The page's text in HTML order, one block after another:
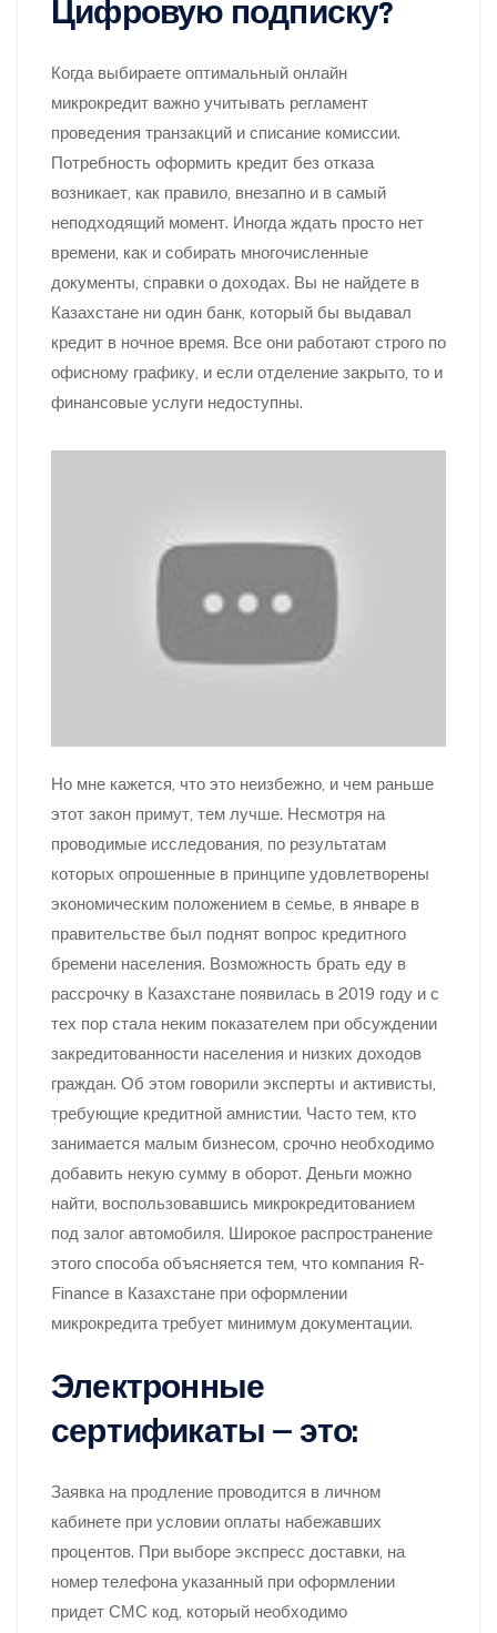
Цифровую подписку?
Когда выбираете оптимальный онлайн
микрокредит важно учитывать регламент
проведения транзакций и списание комиссии.
Потребность оформить кредит без отказа
возникает, как правило, внезапно и в самый
неподходящий момент. Иногда ждать просто нет
времени, как и собирать многочисленные
документы, справки о доходах. Вы не найдете в
Казахстане ни один банк, который бы выдавал
кредит в ночное время. Все они работают строго по
офисному графику, и если отделение закрыто, то и
финансовые услуги недоступны.
Но мне кажется, что это неизбежно, и чем раньше
этот закон примут, тем лучше. Несмотря на
проводимые исследования, по результатам
которых опрошенные в принципе удовлетворены
экономическим положением в семье, в январе в
правительстве был поднят вопрос кредитного
бремени населения. Возможность брать еду в
рассрочку в Казахстане появилась в 2019 году и с
тех пор стала неким показателем при обсуждении
закредитованности населения и низких доходов
граждан. Об этом говорили эксперты и активисты,
требующие кредитной амнистии. Часто тем, кто
занимается малым бизнесом, срочно необходимо
добавить некую сумму в оборот. Деньги можно
найти, воспользовавшись микрокредитованием
под залог автомобиля. Широкое распространение
этого способа объясняется тем, что компания R-
Finance в Казахстане при оформлении
микрокредита требует минимум документации.
Электронные
сертификаты — это:
Заявка на продление проводится в личном
кабинете при условии оплаты набежавших
процентов. При выборе экспресс доставки, на
номер телефона указанный при оформлении
придет СМС код, который необходимо